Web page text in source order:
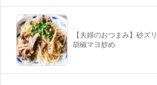
【夫婦のおつまみ】砂ズ
胡椒マヨ炒め